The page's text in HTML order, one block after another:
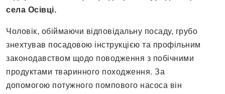
села Осівці.
Чоловік, обіймаючи відповідальну посаду, грубо
знехтував посадовою інструкцією та профільним
законодавством щодо поводження з побічними
продуктами тваринного походження. За
допомогою потужного помпового насоса він